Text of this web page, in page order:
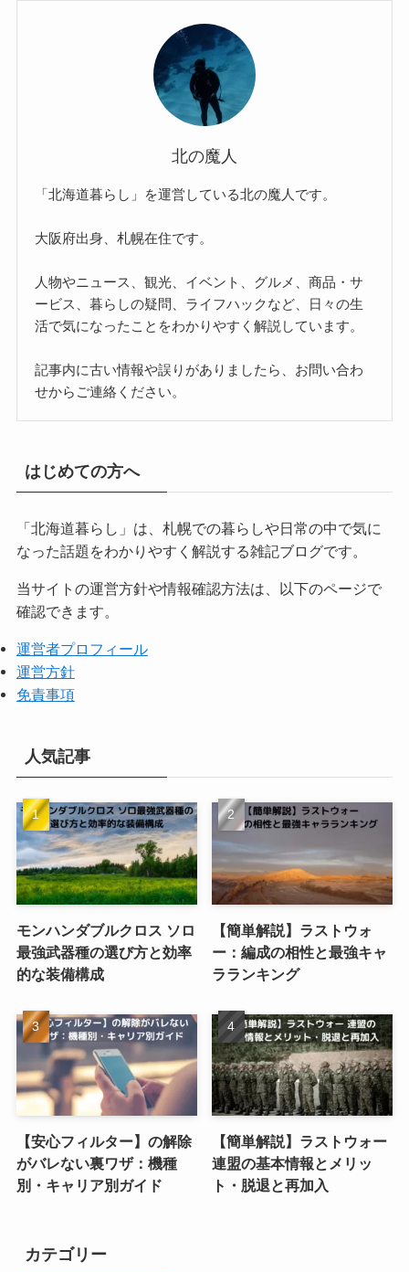
北の魔人
「北海道暮らし」を運営している北の魔人です。
大阪府出身、札幌在住です。
人物やニュース、観光、イベント、グルメ、商品・サ
ービス、暮らしの疑問、ライフハックなど、日々の生
活で気になったことをわかりやすく解説しています。
記事内に古い情報や誤りがありましたら、お問い合わ
せからご連絡ください。
はじめての方へ
「北海道暮らし」は、札幌での暮らしや日常の中で気に
なった話題をわかりやすく解説する雑記ブログです。
当サイトの運営方針や情報確認方法は、以下のページで
確認できます。
運営者プロフィール
運営方針
免責事項
人気記事
モンハンダブルクロス ソロ
最強武器種の選び方と効率
的な装備構成
【簡単解説】ラストウォ
ー：編成の相性と最強キャ
ラランキング
【安心フィルター】の解除
がバレない裏ワザ：機種
別・キャリア別ガイド
【簡単解説】ラストウォー
連盟の基本情報とメリッ
ト・脱退と再加入
カテゴリー